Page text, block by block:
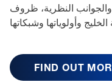
والجوانب النظرية، ظروف
FIND OUT